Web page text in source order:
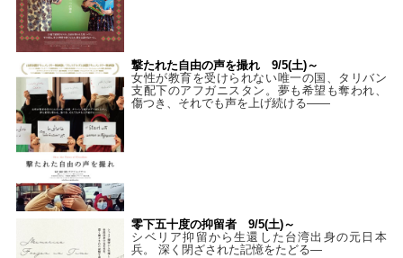
撃たれた自由の声を撮れ 9/5(土)～
女性が教育を受けられない唯一の国、タリバン
支配下のアフガニスタン。夢も希望も奪われ、
傷つき、それでも声を上げ続ける——
零下五十度の抑留者 9/5(土)～
シベリア抑留から生還した台湾出身の元日本
兵。 深く閉ざされた記憶をたどる—